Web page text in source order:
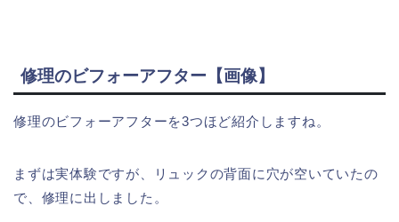
修理のビフォーアフター【画像】
修理のビフォーアフターを3つほど紹介しますね。
まずは実体験ですが、リュックの背面に穴が空いていたの
で、修理に出しました。